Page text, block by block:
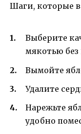
Шаги, которые
Выберите
мякотью
Вымойте
Удалите
Нарежьте
удобно